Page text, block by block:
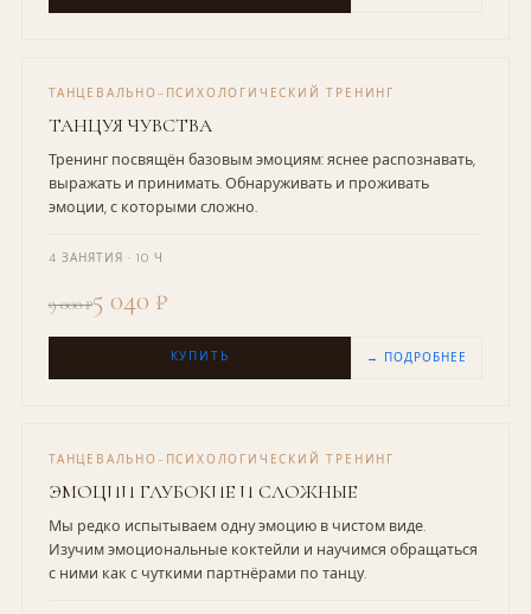
ТАНЦЕВАЛЬНО-ПСИХОЛОГИЧЕСКИЙ ТРЕНИНГ
ТАНЦУЯ ЧУВСТВА
Тренинг посвящён базовым эмоциям: яснее распознавать,
выражать и принимать. Обнаруживать и проживать
эмоции, с которыми сложно.
4 ЗАНЯТИЯ · 10 Ч
9 000 ₽5 040 ₽
КУПИТЬ → ПОДРОБНЕЕ
ТАНЦЕВАЛЬНО-ПСИХОЛОГИЧЕСКИЙ ТРЕНИНГ
ЭМОЦИИ ГЛУБОКИЕ И СЛОЖНЫЕ
Мы редко испытываем одну эмоцию в чистом виде.
Изучим эмоциональные коктейли и научимся обращаться
с ними как с чуткими партнёрами по танцу.